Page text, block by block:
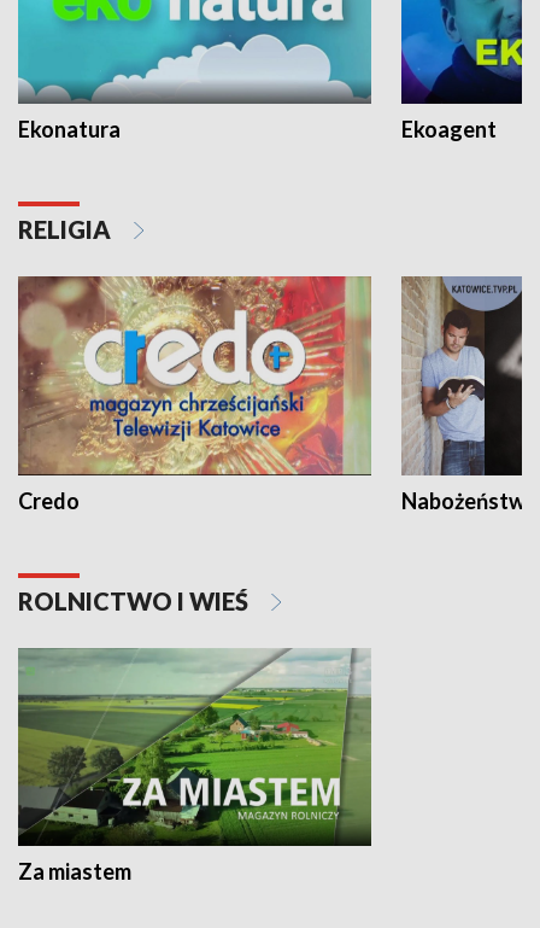
Ekonatura Ekoagent
RELIGIA
Credo
ROLNICTWO I WIEŚ
Za miastem